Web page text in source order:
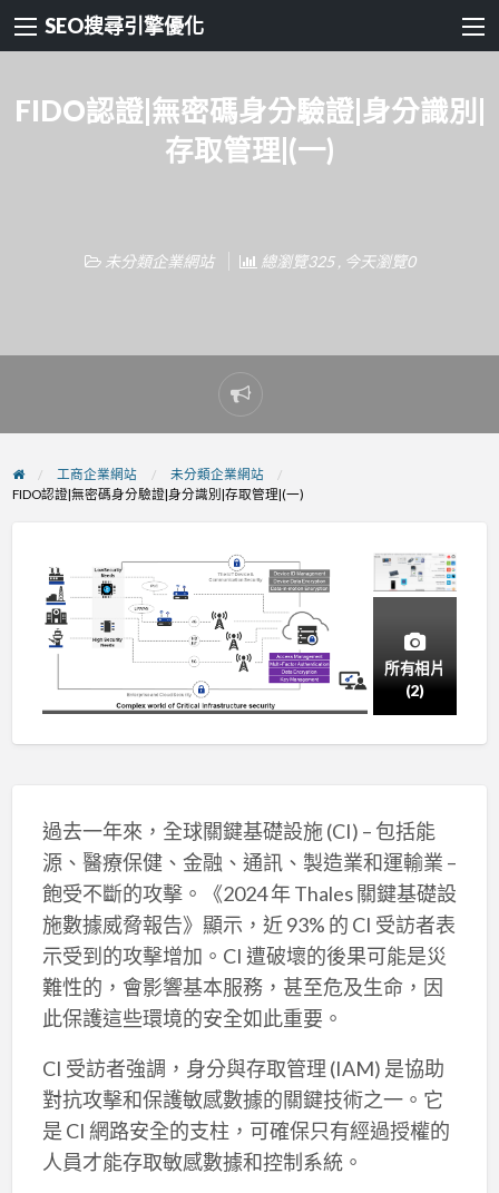
SEO搜尋引擎優化
FIDO認證|無密碼身分驗證|身分識別|
存取管理|(一)
未分類企業網站 總瀏覽325 , 今天瀏覽0
Report
problem
工商企業網站
未分類企業網站
FIDO認證|無密碼身分驗證|身分識別|存取管理|(一)
所有相片
(2)
過去一年來，全球關鍵基礎設施 (CI) – 包括能
源、醫療保健、金融、通訊、製造業和運輸業 –
飽受不斷的攻擊。《2024 年 Thales 關鍵基礎設
施數據威脅報告》顯示，近 93% 的 CI 受訪者表
示受到的攻擊增加。CI 遭破壞的後果可能是災
難性的，會影響基本服務，甚至危及生命，因
此保護這些環境的安全如此重要。
CI 受訪者強調，身分與存取管理 (IAM) 是協助
對抗攻擊和保護敏感數據的關鍵技術之一。它
是 CI 網路安全的支柱，可確保只有經過授權的
人員才能存取敏感數據和控制系統。